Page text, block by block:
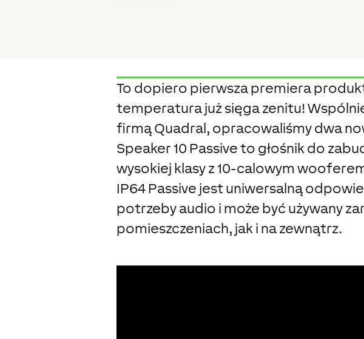
To dopiero pierwsza premiera
temperatura już sięga zenitu!
firmą Quadral, opracowaliśmy dwa
Speaker 10 Passive to głośnik do
wysokiej klasy z 10-calowym
IP64 Passive jest uniwersalną
potrzeby audio i może być używany
pomieszczeniach, jak i na zewnątrz.